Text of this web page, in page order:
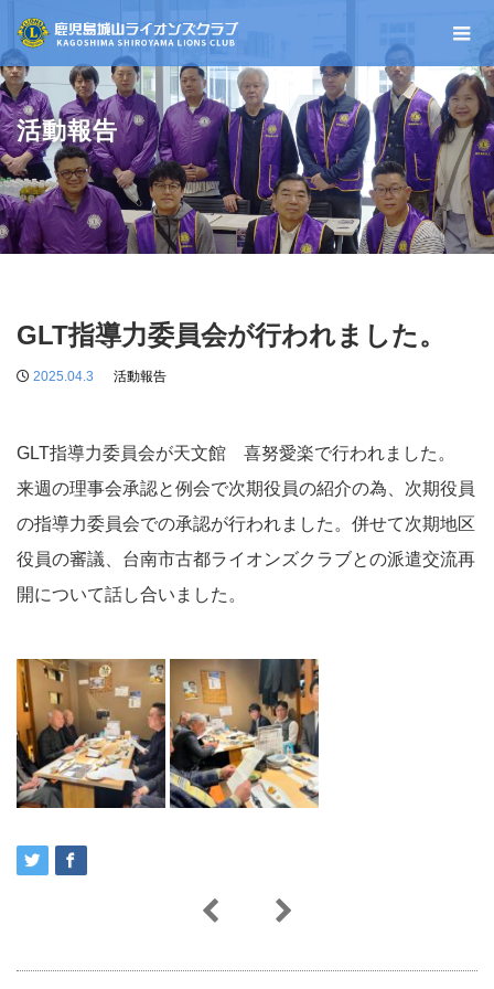
活動報告
GLT指導力委員会が行われました。
2025.04.3 活動報告
GLT指導力委員会が天文館 喜努愛楽で行われました。
来週の理事会承認と例会で次期役員の紹介の為、次期役員
の指導力委員会での承認が行われました。併せて次期地区
役員の審議、台南市古都ライオンズクラブとの派遣交流再
開について話し合いました。